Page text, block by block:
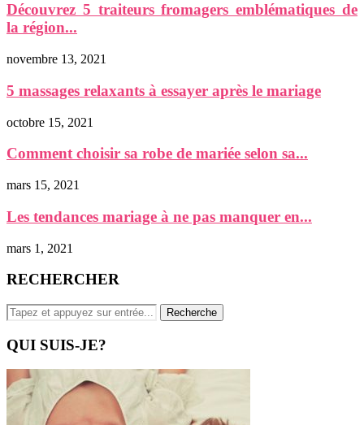
Découvrez 5 traiteurs fromagers emblématiques de
la région...
novembre 13, 2021
5 massages relaxants à essayer après le mariage
octobre 15, 2021
Comment choisir sa robe de mariée selon sa...
mars 15, 2021
Les tendances mariage à ne pas manquer en...
mars 1, 2021
RECHERCHER
QUI SUIS-JE?